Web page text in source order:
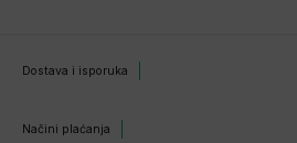
Dostava i isporuka
Načini plaćanja